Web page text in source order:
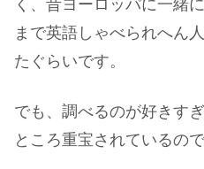
く、昔ヨーロッパに一緒
まで英語しゃべられへん
たぐらいです。
でも、調べるのが好きす
ところ重宝されているので